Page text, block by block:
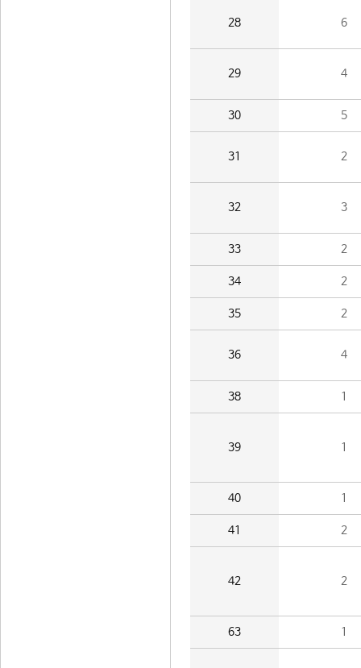
28 6
29 4
30 5
31 2
32 3
33 2
34 2
35 2
36 4
38 1
39 1
40 1
41 2
42 2
63 1